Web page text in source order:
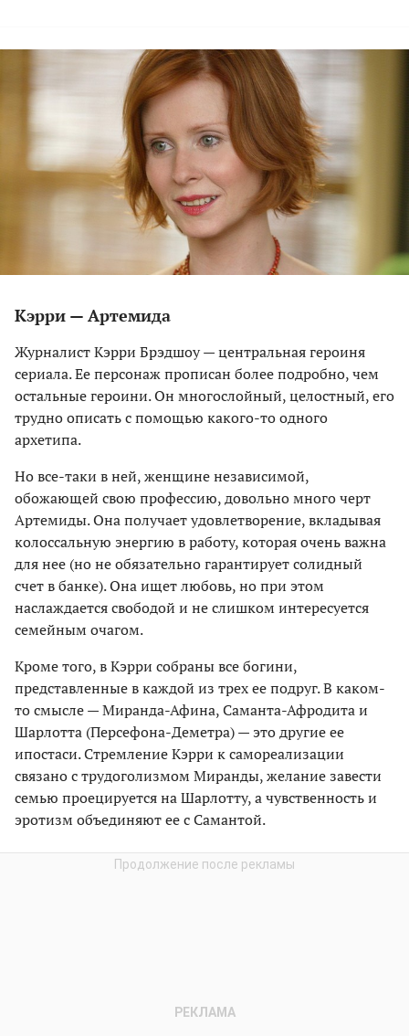
Кэрри — Артемида
Журналист Кэрри Брэдшоу — центральная героиня
сериала. Ее персонаж прописан более подробно, чем
остальные героини. Он многослойный, целостный, его
трудно описать с помощью какого-то одного
архетипа.
Но все-таки в ней, женщине независимой,
обожающей свою профессию, довольно много черт
Артемиды. Она получает удовлетворение, вкладывая
колоссальную энергию в работу, которая очень важна
для нее (но не обязательно гарантирует солидный
счет в банке). Она ищет любовь, но при этом
наслаждается свободой и не слишком интересуется
семейным очагом.
Кроме того, в Кэрри собраны все богини,
представленные в каждой из трех ее подруг. В каком-
то смысле — Миранда-Афина, Саманта-Афродита и
Шарлотта (Персефона-Деметра) — это другие ее
ипостаси. Стремление Кэрри к самореализации
связано с трудоголизмом Миранды, желание завести
семью проецируется на Шарлотту, а чувственность и
эротизм объединяют ее с Самантой.